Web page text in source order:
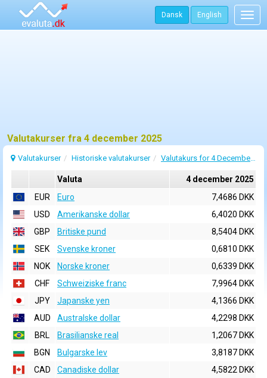
Dansk English
Valutakurser fra 4 december 2025
Valutakurser Historiske valutakurser Valutakurs for 4 December 2025
Valuta
4 december 2025
EUR
Euro
7,4686 DKK
USD
Amerikanske dollar
6,4020 DKK
GBP
Britiske pund
8,5404 DKK
SEK
Svenske kroner
0,6810 DKK
NOK
Norske kroner
0,6339 DKK
CHF
Schweiziske franc
7,9964 DKK
JPY
Japanske yen
4,1366 DKK
AUD
Australske dollar
4,2298 DKK
BRL
Brasilianske real
1,2067 DKK
BGN
Bulgarske lev
3,8187 DKK
CAD
Canadiske dollar
4,5822 DKK